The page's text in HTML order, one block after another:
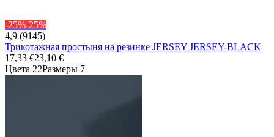
-25%-25%
4,9 (9145)
Трикотажная простыня на резинке JERSEY JERSEY-BLACK
17,33 €23,10 €
Цвета 22Размеры 7